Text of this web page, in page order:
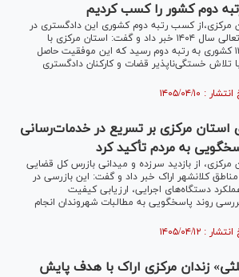
کسب رتبه دوم کشوری این دادگستری در
اجرای برنامه‌های تحول و تعالی سال ۱۴۰۴ خبر داد و گفت: استان مرکزی با
جهشی چشمگیر از رتبه ۱۴ کشوری به رتبه دوم رسید که این موفقیت حاصل
تلاش خستگی‌ناپذیر قضات و کارکنان دادگستری
مرکزی بر تسریع در خدمات‌رسانی
به مردم تأکید کرد
از بازدید سرزده و میدانی بازرس کل قضایی
کلانشهر اراک خبر داد و گفت: این بازرسی در
دستگاه‌های اجرایی، ارزیابی کیفیت
روند پاسخگویی به مطالبات شهروندان انجام
زندان مرکزی اراک با هدف پایش